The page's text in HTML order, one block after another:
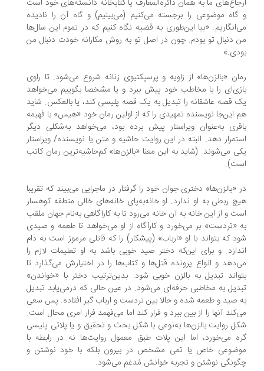
ما به همان دائره‌المعارف یا کتابخانه دانسته‌های خود است
موضوعی را بر‌جسته می‌کنیم (‌می‌بینیم) و گاه آن را نادیده
«بیا این‌طوری به قضیه نگاه کنیم که در تموم این سال‌ها
دنبال تو بودم. چون در اصل تو به روش مکارانه خودت دنبال من
«بالزن‌ها» از زاویه و پرسپکتیوی زنانه شروع می‌شود. تا راوی
را با مخاطب خود پیش ببرد و یا مشخصا بگوییم می‌خواهد
قصه عاشقانه را تبدیل به یک قصه پلیسی کند، یا بالعکس. شاید
این‌جا نویسنده تمهیدی را که از اولین رمان خود «هیس» با فهیمه
به‌عنوان ویراستار پیش برده بود، می‌خواهد به‌شکلی دیگر
دهد. البته در این روایت حاشیه و متن یا نویسنده/ ویراستار
می‌شوند. (شاید به این معنا «بالزن‌ها» کم‌حاشیه‌ترین رمان کاتب
«بالزن‌ها» دختری جوان خود را گرفتار در ماجرایی می‌بیند که تقریبا
ربطی به او ندارد. او خانه‌به‌پای خانه‌های خالی منطقه کوهسار
و از این خانه به آن خانه می‌رود تا به کارآگاهی به‌نام جهان ملقب
«‌تردست» بر می‌خورد و کارآگاه از او می‌خواهد تا طعمه و صیدی
که بتواند با او «‌ارباب» (پیشکار) را که قاتلی مرموز است به دام
و برای این‌که دختر صید خوبی باشد به او تعلیمات لازم را
و انواع پرونده قتل‌ها و کتاب‌ها را در اختیارش می‌گذارد تا
تبدیل به بالزن خوبی شود. بدین‌ترتیب دختر با «خواندن»
به مخاطبی حرفه‌ای می‌شود. در عین حالی که درمی‌یابد تبدیل
صید و طعمه شده و حالا بین تردست و ارباب گیر افتاده. پس سعی
آنها را از بین ببرد و فرار کند اما می‌فهمد فرار امری محال است.
روایت بالزن‌ها به‌نوعی با شکل بحث و تحقیق و یا پلاتی پلیسی
می‌خورد، اما این پلات طبق معمول روایت‌ها نه در رابطه با
خاص یا تمی مشخص در بیرون بلکه با خود نوشتن و
نوشتن و تجربه خوانش مُدغم می‌شود.